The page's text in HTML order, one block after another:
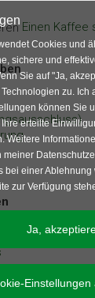
Einen Kaffee
Cookies und
sichere und
Sie auf "Ja,
zu. Ich
können Sie
erteilte
Weitere
bei einer
zur Verfügung
Ja,
Einstellungen